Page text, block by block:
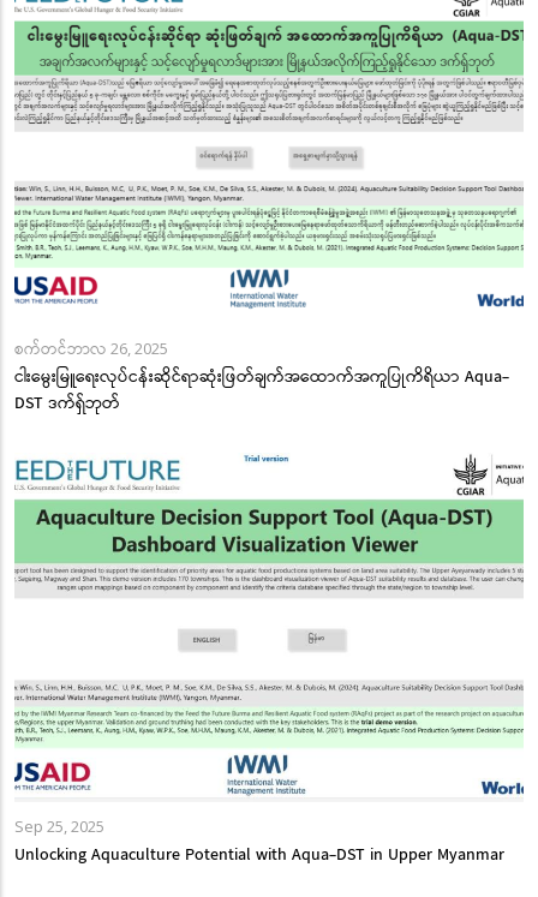
စက်တင်ဘာလ 26, 2025
ငါးမွေးမြူရေးလုပ်ငန်းဆိုင်ရာဆုံးဖြတ်ချက်အထောက်အကူပြုကိရိယာ Aqua-
DST ဒက်ရှ်ဘုတ်
Sep 25, 2025
Unlocking Aquaculture Potential with Aqua-DST in Upper Myanmar